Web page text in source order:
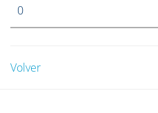
0
Volver